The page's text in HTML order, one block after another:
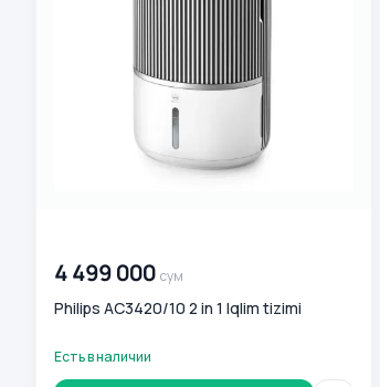
4 499 000 сум
Philips AC3420/10 2 in 1 Iqlim tizimi
Есть в наличии